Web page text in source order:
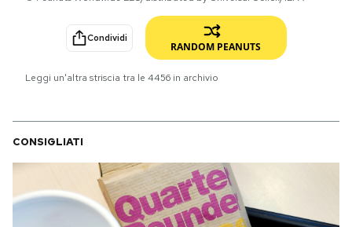
PODCAST
NEWSLETTER
I MIEI PREFERITI
Condividi
RANDOM PEANUTS
Leggi un'altra striscia tra le 4456 in archivio
CONSIGLIATI